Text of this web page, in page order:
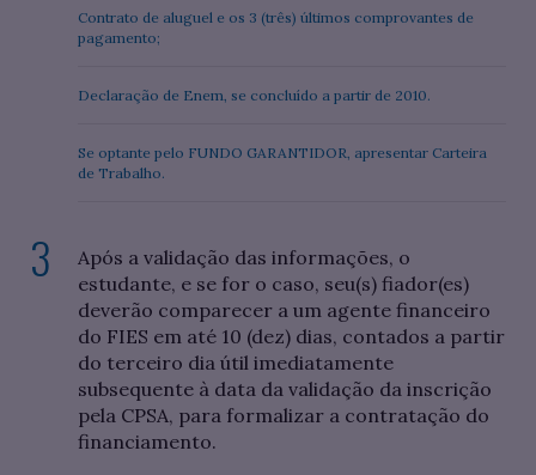
Contrato de aluguel e os 3 (três) últimos comprovantes de
pagamento;
Declaração de Enem, se concluído a partir de 2010.
Se optante pelo FUNDO GARANTIDOR, apresentar Carteira
de Trabalho.
Após a validação das informações, o
estudante, e se for o caso, seu(s) fiador(es)
deverão comparecer a um agente financeiro
do FIES em até 10 (dez) dias, contados a partir
do terceiro dia útil imediatamente
subsequente à data da validação da inscrição
pela CPSA, para formalizar a contratação do
financiamento.